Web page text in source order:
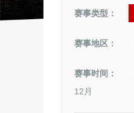
赛事类型：
赛事地区：
赛事时间：
12月